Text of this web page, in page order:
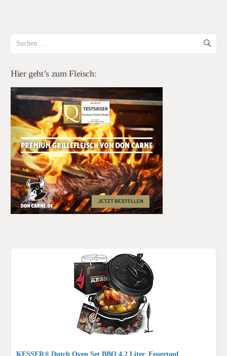
nach:
Hier geht’s zum Fleisch:
KESSER® Dutch Oven Set BBQ 4,2 Liter, Feuertopf